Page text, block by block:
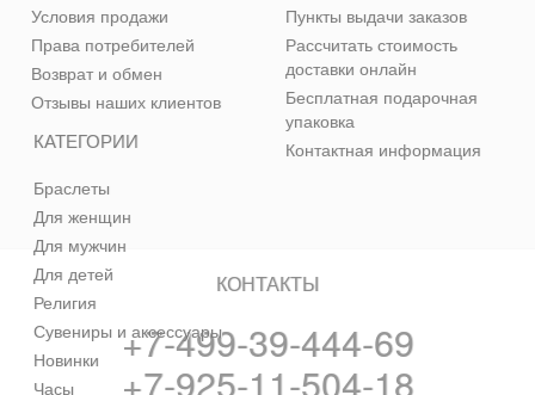
КАТЕГОРИИ
Браслеты
Для женщин
Для мужчин
Для детей
Религия
Сувениры и аксессуары
Новинки
Часы
Условия продажи
Права потребителей
Возврат и обмен
Отзывы наших клиентов
Пункты выдачи заказов
Рассчитать стоимость
доставки онлайн
Бесплатная подарочная
упаковка
Контактная информация
КОНТАКТЫ
+7-499-39-444-69
+7-925-11-504-18